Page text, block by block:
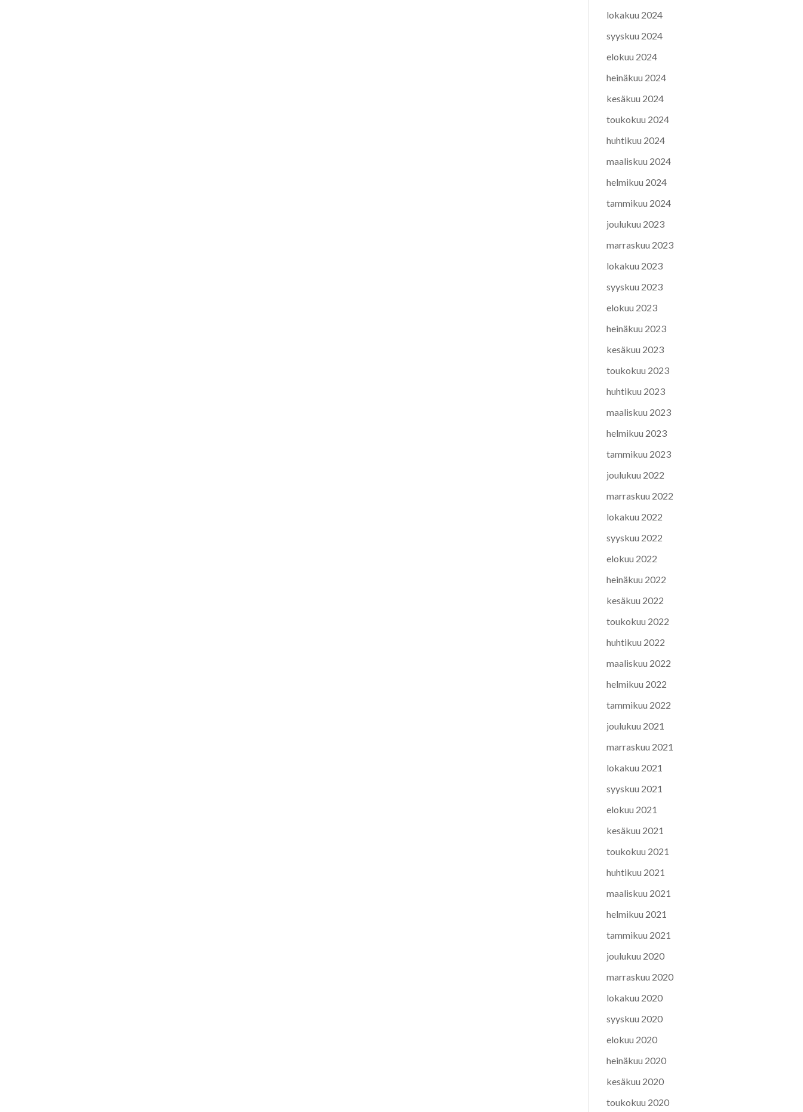
lokakuu 2024
syyskuu 2024
elokuu 2024
heinäkuu 2024
kesäkuu 2024
toukokuu 2024
huhtikuu 2024
maaliskuu 2024
helmikuu 2024
tammikuu 2024
joulukuu 2023
marraskuu 2023
lokakuu 2023
syyskuu 2023
elokuu 2023
heinäkuu 2023
kesäkuu 2023
toukokuu 2023
huhtikuu 2023
maaliskuu 2023
helmikuu 2023
tammikuu 2023
joulukuu 2022
marraskuu 2022
lokakuu 2022
syyskuu 2022
elokuu 2022
heinäkuu 2022
kesäkuu 2022
toukokuu 2022
huhtikuu 2022
maaliskuu 2022
helmikuu 2022
tammikuu 2022
joulukuu 2021
marraskuu 2021
lokakuu 2021
syyskuu 2021
elokuu 2021
kesäkuu 2021
toukokuu 2021
huhtikuu 2021
maaliskuu 2021
helmikuu 2021
tammikuu 2021
joulukuu 2020
marraskuu 2020
lokakuu 2020
syyskuu 2020
elokuu 2020
heinäkuu 2020
kesäkuu 2020
toukokuu 2020